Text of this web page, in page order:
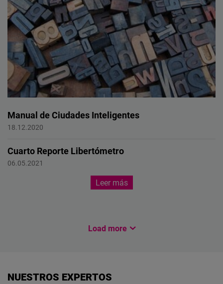
Leer más
Manual de Ciudades Inteligentes
Smart Cities
18.12.2020
Cuarto Reporte Libertómetro
Libertómetro
06.05.2021
Load more
NUESTROS EXPERTOS